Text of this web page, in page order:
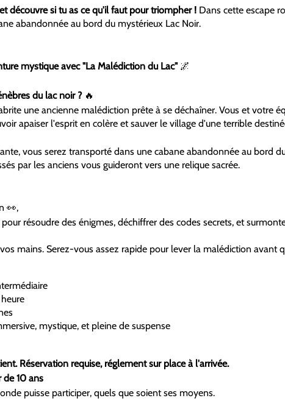
découvre si tu as ce qu'il faut pour triompher ! Dans cette escape
abandonnée au bord du mystérieux Lac Noir.
mystique avec "La Malédiction du Lac"🌌
du lac noir ?🔥
une ancienne malédiction prête à se déchaîner. Vous et votre
apaiser l'esprit en colère et sauver le village d'une terrible
vous serez transporté dans une cabane abandonnée au bord
par les anciens vous guideront vers une relique sacrée.
👀,
résoudre des énigmes, déchiffrer des codes secrets, et
mains. Serez-vous assez rapide pour lever la malédiction avant
mystique, et pleine de suspense
Réservation requise, réglement sur place à l'arrivée.
de 10 ans
puisse participer, quels que soient ses moyens.